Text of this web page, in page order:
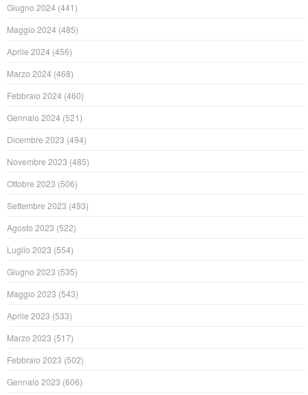
Giugno 2024 (441)
Maggio 2024 (485)
Aprile 2024 (456)
Marzo 2024 (468)
Febbraio 2024 (460)
Gennaio 2024 (521)
Dicembre 2023 (494)
Novembre 2023 (485)
Ottobre 2023 (506)
Settembre 2023 (493)
Agosto 2023 (522)
Luglio 2023 (554)
Giugno 2023 (535)
Maggio 2023 (543)
Aprile 2023 (533)
Marzo 2023 (517)
Febbraio 2023 (502)
Gennaio 2023 (606)